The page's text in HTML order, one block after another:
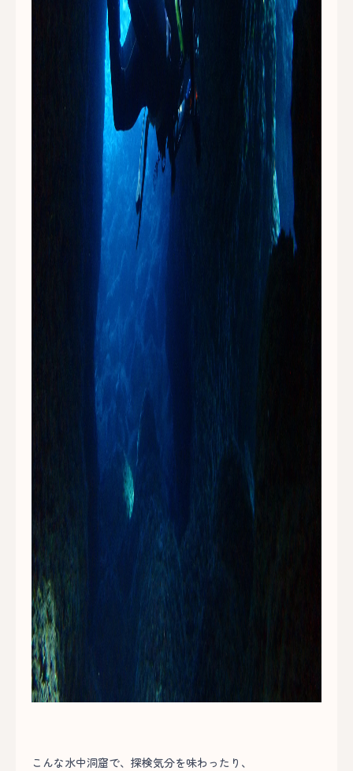
こんな水中洞窟で、探検気分を味わったり、